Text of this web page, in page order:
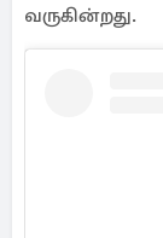
வருகின்றது.